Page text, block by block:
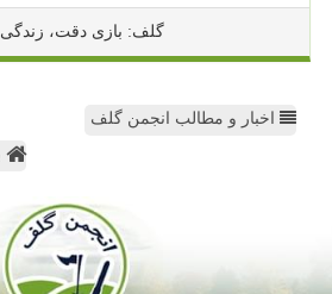
گلف: بازی دقت،
اخبار و مطالب انجمن گلف